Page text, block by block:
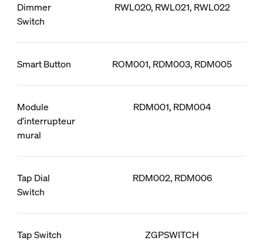
Dimmer
Switch
RWL020, RWL021, RWL022
Smart Button ROM001, RDM003, RDM005
Module
d'interrupteur
mural
RDM001, RDM004
Tap Dial
Switch
RDM002, RDM006
Tap Switch ZGPSWITCH